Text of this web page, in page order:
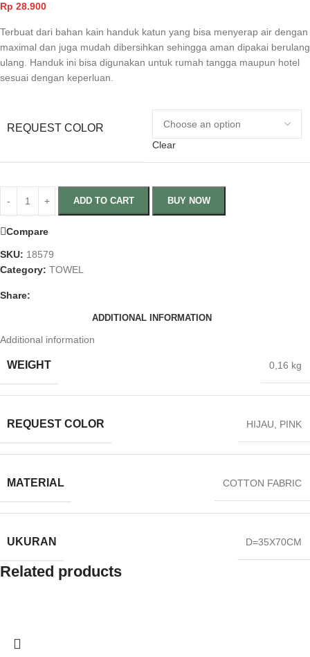
Rp 28.900
Terbuat dari bahan kain handuk katun yang bisa menyerap air dengan
maximal dan juga mudah dibersihkan sehingga aman dipakai berulang
ulang. Handuk ini bisa digunakan untuk rumah tangga maupun hotel
sesuai dengan keperluan.
REQUEST COLOR
Clear
ADD TO CART BUY NOW
Compare
SKU: 18579
Category: TOWEL
Share:
ADDITIONAL INFORMATION
Additional information
WEIGHT 0,16 kg
REQUEST COLOR HIJAU, PINK
MATERIAL COTTON FABRIC
UKURAN D=35X70CM
Related products